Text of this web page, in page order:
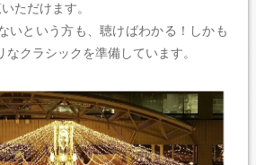
ただけます。
いという方も、聴けばわかる！しかも
クラシックを準備しています。